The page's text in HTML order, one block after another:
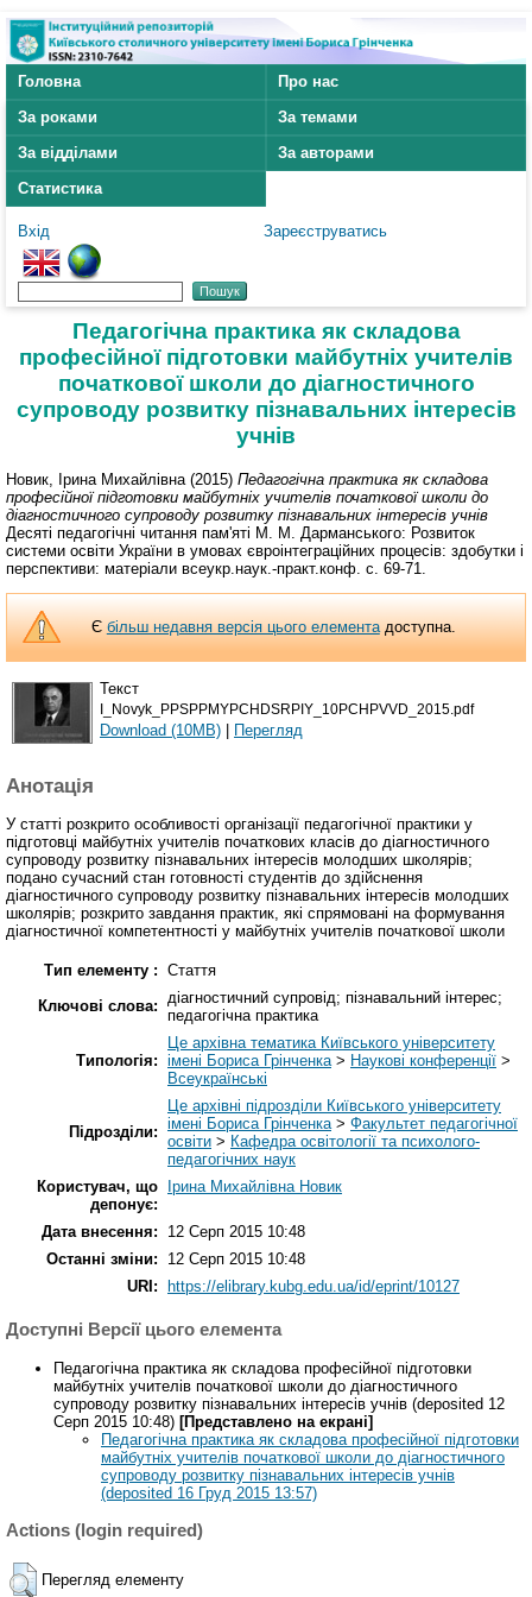
Головна
Про нас
За роками
За темами
За відділами
За авторами
Статистика
Вхід Зареєструватись
Педагогічна практика як складова
професійної підготовки майбутніх учителів
початкової школи до діагностичного
супроводу розвитку пізнавальних інтересів
учнів
Новик, Ірина Михайлівна (2015) Педагогічна практика як складова
професійної підготовки майбутніх учителів початкової школи до
діагностичного супроводу розвитку пізнавальних інтересів учнів
Десяті педагогічні читання пам'яті М. М. Дарманського: Розвиток
системи освіти України в умовах євроінтеграційних процесів: здобутки і
перспективи: матеріали всеукр.наук.-практ.конф. с. 69-71.
Єбільш недавня версія цього елементадоступна.
Текст
I_Novyk_PPSPPMYPCHDSRPIY_10PCHPVVD_2015.pdf
Download (10MB) Перегляд
Анотація
У статті розкрито особливості організації педагогічної практики у
підготовці майбутніх учителів початкових класів до діагностичного
супроводу розвитку пізнавальних інтересів молодших школярів;
подано сучасний стан готовності студентів до здійснення
діагностичного супроводу розвитку пізнавальних інтересів молодших
школярів; розкрито завдання практик, які спрямовані на формування
діагностичної компетентності у майбутніх учителів початкової школи
Тип елементу : Стаття
Ключові слова:
діагностичний супровід; пізнавальний інтерес;
педагогічна практика
Типологія:
Це архівна тематика Київського університету
імені Бориса Грінченка > Наукові конференції >
Всеукраїнські
Підрозділи:
Це архівні підрозділи Київського університету
імені Бориса Грінченка > Факультет педагогічної
освіти > Кафедра освітології та психолого-
педагогічних наук
Користувач, що
депонує:
Ірина Михайлівна Новик
Дата внесення:
12 Серп 2015 10:48
Останні зміни:
12 Серп 2015 10:48
URI:
https://elibrary.kubg.edu.ua/id/eprint/10127
Доступні Версії цього елемента
Педагогічна практика як складова професійної підготовки
майбутніх учителів початкової школи до діагностичного
супроводу розвитку пізнавальних інтересів учнів (deposited 12
Серп 2015 10:48) [Представлено на екрані]
Педагогічна практика як складова професійної підготовки
майбутніх учителів початкової школи до діагностичного
супроводу розвитку пізнавальних інтересів учнів
(deposited 16 Груд 2015 13:57)
Actions (login required)
Перегляд елементу